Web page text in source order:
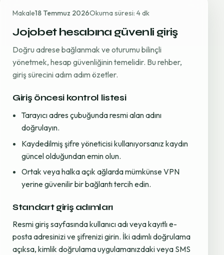
Makale18 Temmuz 2026Okuma süresi: 4 dk
Jojobet hesabına güvenli giriş
Doğru adrese bağlanmak ve oturumu bilinçli
yönetmek, hesap güvenliğinin temelidir. Bu rehber,
giriş sürecini adım adım özetler.
Giriş öncesi kontrol listesi
Tarayıcı adres çubuğunda resmi alan adını
doğrulayın.
Kaydedilmiş şifre yöneticisi kullanıyorsanız kaydın
güncel olduğundan emin olun.
Ortak veya halka açık ağlarda mümkünse VPN
yerine güvenilir bir bağlantı tercih edin.
Standart giriş adımları
Resmi giriş sayfasında kullanıcı adı veya kayıtlı e-
posta adresinizi ve şifrenizi girin. İki adımlı doğrulama
açıksa, kimlik doğrulama uygulamanızdaki veya SMS